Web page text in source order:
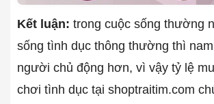
Kết luận: trong cuộc sống thường
sống tình dục thông thường thì
người chủ động hơn, vì vậy tỷ lệ
chơi tình dục tại shoptraitim.com